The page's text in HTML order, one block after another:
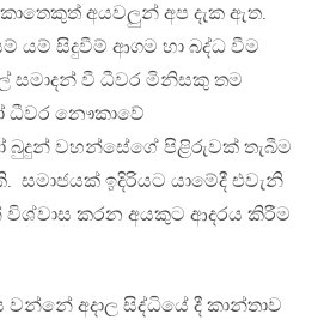
අයවලුන් අප දැක ඇත.
යම් සිදුවීම් ආගම හා බද්ධ වීම
සමාදන් වී ධීවර මිනිසකු තම
ධීවර නෞකාවේ
වහන්සේගේ පිළිරුවක් තැබීම
සමාජයක් ඉදිරියට යාමේදී එවැනි
විශ්වාස කරන අයකුට ආදරය කිරීම
අදාල සිද්ධියේ දී කාන්තාව